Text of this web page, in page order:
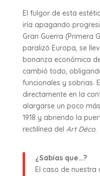
El fulgor de esta
iría apagando
Gran Guerra (Primera
paralizó Europa, se
bonanza económica
cambió todo,
funcionales y sobrias.
directamente en la
alargarse un poco
1918 y abriendo la
rectilínea del Art Déco.
¿Sabías que…?
El caso de nuestra